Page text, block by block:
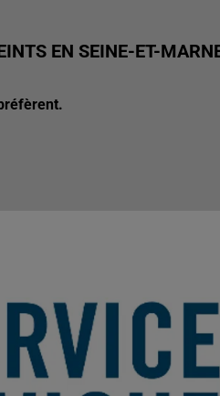
EN SEINE-ET-